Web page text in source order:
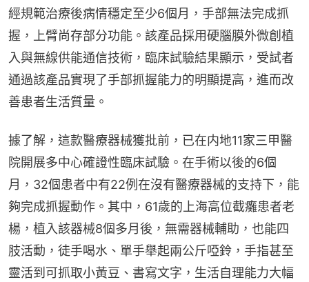
經規範治療後病情穩定至少6個月，手部無法完成抓
握，上臂尚存部分功能。該產品採用硬腦膜外微創植
入與無線供能通信技術，臨床試驗結果顯示，受試者
通過該產品實現了手部抓握能力的明顯提高，進而改
善患者生活質量。
據了解，這款醫療器械獲批前，已在内地11家三甲醫
院開展多中心確證性臨床試驗。在手術以後的6個
月，32個患者中有22例在沒有醫療器械的支持下，能
夠完成抓握動作。其中，61歲的上海高位截癱患者老
楊，植入該器械8個多月後，無需器械輔助，也能四
肢活動，徒手喝水、單手舉起兩公斤啞鈴，手指甚至
靈活到可抓取小黃豆、書寫文字，生活自理能力大幅